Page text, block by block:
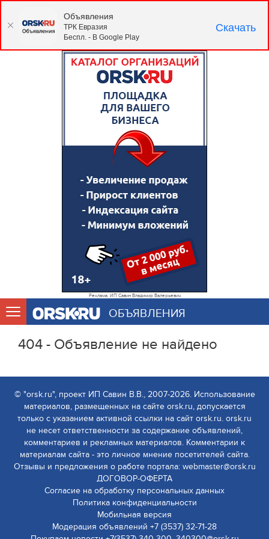
Реклама. ИП Савин Владимир Валерьевич
ОБЪЯВЛЕНИЯ
404 - Объявление не найдено
© "orsk.ru", проект ИП Савин В.В., 2007-2026. Использование
материалов, размещенных на сайте orsk.ru, допускается
только с указанием активной ссылки на сайт orsk.ru. orsk.ru
не несет ответственности за содержание объявлений,
комментариев и рекламных материалов. Комментарии к
материалам сайта - это личное мнение посетителей сайта.
Отзывы и предложения о работе портала: webmaster@orsk.ru
ДОГОВОР-ОФЕРТА
Согласие на обработку персональных данных
Политика конфиденциальности
Мобильная версия
Модерация объявлений +7 (3537) 32-71-28
Объявления
ТРК Евразия
Беспл. - В Google Play
Скачать